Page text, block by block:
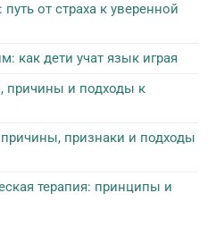
от страха к уверенной
как дети учат язык играя
причины и подходы к
признаки и подходы
терапия: принципы и